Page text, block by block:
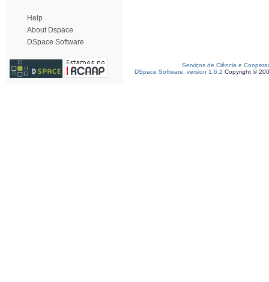
Help
About Dspace
DSpace Software
Serviços de Ciência e
DSpace Software, version 1.6.2 Copyright ©